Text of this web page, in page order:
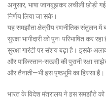
अनुसार, भाषा जानबूझकर लचीली छोड़ी
निर्णय लिया जा सके।
यह समझौता क्षेत्रीय रणनीतिक संतुलन
सुरक्षा भागीदारी को पुनः परिभाषित कर
सुरक्षा गारंटी पर संशय बढ़ा है। इसके
और पाकिस्तान-सऊदी की पुरानी रक्षा
और तैनाती—भी इस पृष्ठभूमि का हिस्सा हैं।
भारत के विदेश मंत्रालय ने इस समझौते को